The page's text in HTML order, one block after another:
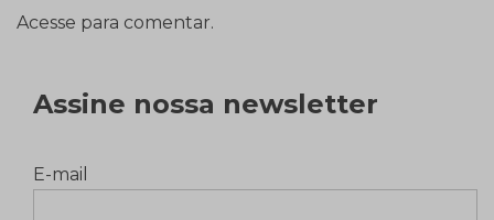
Acesse para comentar.
Assine nossa newsletter
E-mail